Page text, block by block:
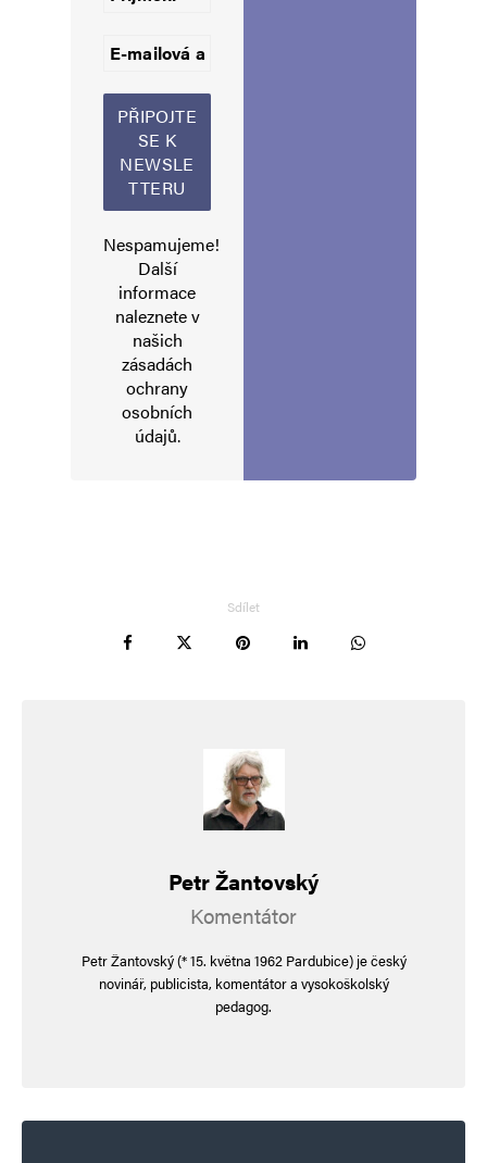
Napsat komentář
Vaše e-mailová adresa nebude zveřejněna.
Uložit do prohlížeče jméno, e-mail a webovou stránku pro budoucí
Informujte mě o nových příspěvcích e-mailem.
Nespamujeme!
Další
informace
naleznete v
našich
zásadách
ochrany
osobních
údajů.
Sdílet
Petr Žantovský
Komentátor
Petr Žantovský (* 15. května 1962 Pardubice) je český
novinář, publicista, komentátor a vysokoškolský
pedagog.